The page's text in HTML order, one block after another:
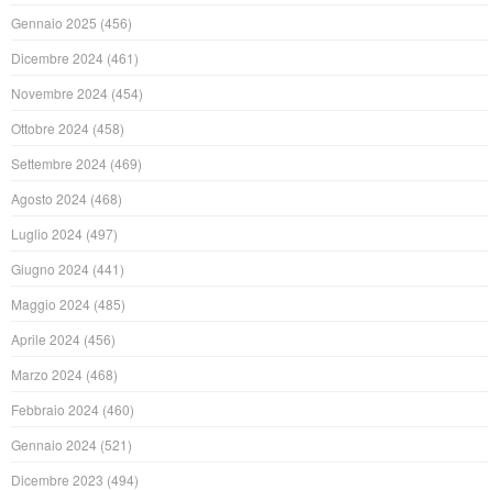
Gennaio 2025 (456)
Dicembre 2024 (461)
Novembre 2024 (454)
Ottobre 2024 (458)
Settembre 2024 (469)
Agosto 2024 (468)
Luglio 2024 (497)
Giugno 2024 (441)
Maggio 2024 (485)
Aprile 2024 (456)
Marzo 2024 (468)
Febbraio 2024 (460)
Gennaio 2024 (521)
Dicembre 2023 (494)